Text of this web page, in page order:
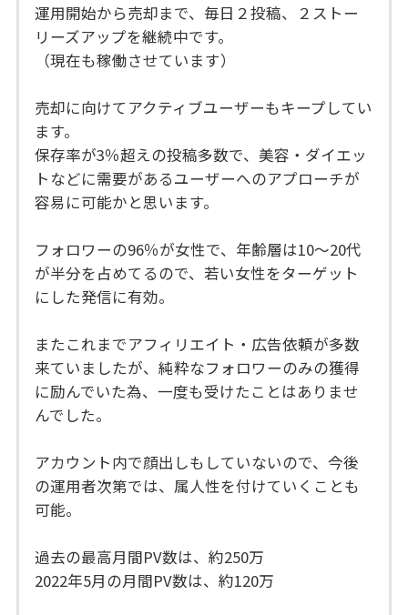
運用開始から売却まで、毎日２投稿、２ストー
リーズアップを継続中です。
（現在も稼働させています）
売却に向けてアクティブユーザーもキープしてい
ます。
保存率が3％超えの投稿多数で、美容・ダイエッ
トなどに需要があるユーザーへのアプローチが
容易に可能かと思います。
フォロワーの96％が女性で、年齢層は10〜20代
が半分を占めてるので、若い女性をターゲット
にした発信に有効。
またこれまでアフィリエイト・広告依頼が多数
来ていましたが、純粋なフォロワーのみの獲得
に励んでいた為、一度も受けたことはありませ
んでした。
アカウント内で顔出しもしていないので、今後
の運用者次第では、属人性を付けていくことも
可能。
過去の最高月間PV数は、約250万
2022年5月の月間PV数は、約120万